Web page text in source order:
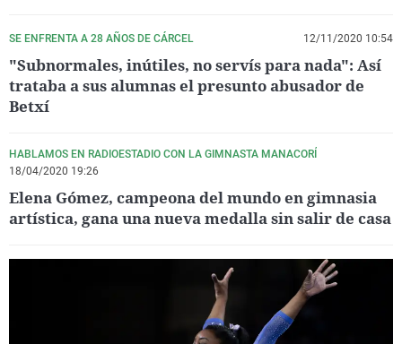
SE ENFRENTA A 28 AÑOS DE CÁRCEL 12/11/2020 10:54
"Subnormales, inútiles, no servís para nada": Así
trataba a sus alumnas el presunto abusador de
Betxí
HABLAMOS EN RADIOESTADIO CON LA GIMNASTA MANACORÍ
18/04/2020 19:26
Elena Gómez, campeona del mundo en gimnasia
artística, gana una nueva medalla sin salir de casa